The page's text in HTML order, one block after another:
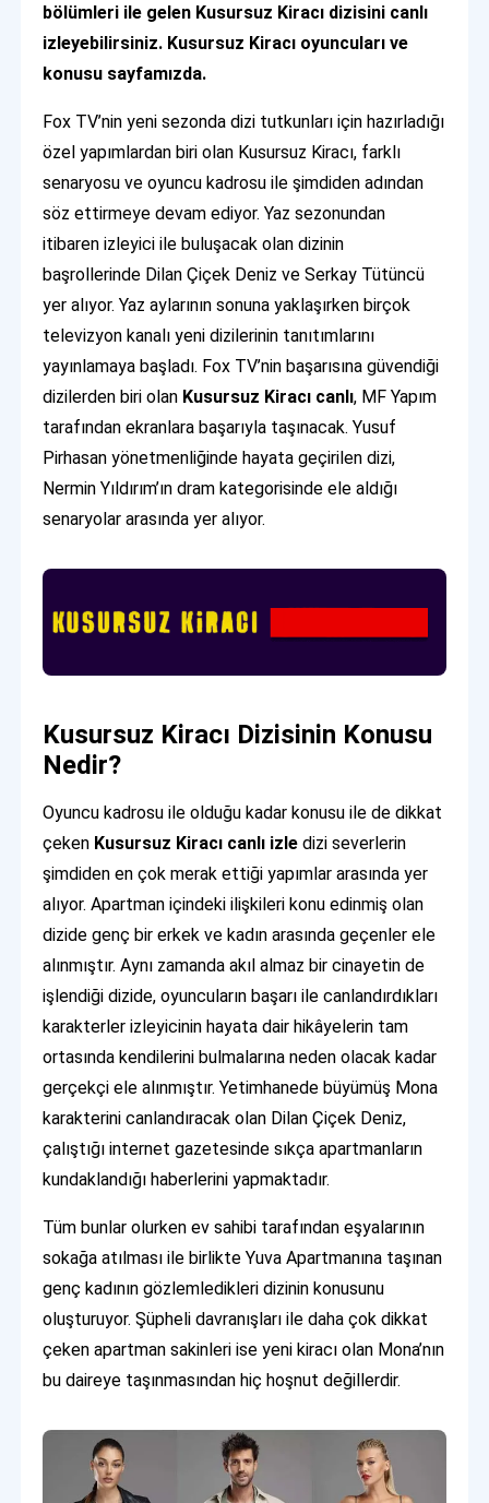
bölümleri ile gelen Kusursuz Kiracı dizisini canlı
izleyebilirsiniz. Kusursuz Kiracı oyuncuları ve
konusu sayfamızda.
Fox TV’nin yeni sezonda dizi tutkunları için hazırladığı
özel yapımlardan biri olan Kusursuz Kiracı, farklı
senaryosu ve oyuncu kadrosu ile şimdiden adından
söz ettirmeye devam ediyor. Yaz sezonundan
itibaren izleyici ile buluşacak olan dizinin
başrollerinde Dilan Çiçek Deniz ve Serkay Tütüncü
yer alıyor. Yaz aylarının sonuna yaklaşırken birçok
televizyon kanalı yeni dizilerinin tanıtımlarını
yayınlamaya başladı. Fox TV’nin başarısına güvendiği
dizilerden biri olan Kusursuz Kiracı canlı, MF Yapım
tarafından ekranlara başarıyla taşınacak. Yusuf
Pirhasan yönetmenliğinde hayata geçirilen dizi,
Nermin Yıldırım’ın dram kategorisinde ele aldığı
senaryolar arasında yer alıyor.
Kusursuz Kiracı Dizisinin Konusu
Nedir?
Oyuncu kadrosu ile olduğu kadar konusu ile de dikkat
çeken Kusursuz Kiracı canlı izledizi severlerin
şimdiden en çok merak ettiği yapımlar arasında yer
alıyor. Apartman içindeki ilişkileri konu edinmiş olan
dizide genç bir erkek ve kadın arasında geçenler ele
alınmıştır. Aynı zamanda akıl almaz bir cinayetin de
işlendiği dizide, oyuncuların başarı ile canlandırdıkları
karakterler izleyicinin hayata dair hikâyelerin tam
ortasında kendilerini bulmalarına neden olacak kadar
gerçekçi ele alınmıştır. Yetimhanede büyümüş Mona
karakterini canlandıracak olan Dilan Çiçek Deniz,
çalıştığı internet gazetesinde sıkça apartmanların
kundaklandığı haberlerini yapmaktadır.
Tüm bunlar olurken ev sahibi tarafından eşyalarının
sokağa atılması ile birlikte Yuva Apartmanına taşınan
genç kadının gözlemledikleri dizinin konusunu
oluşturuyor. Şüpheli davranışları ile daha çok dikkat
çeken apartman sakinleri ise yeni kiracı olan Mona’nın
bu daireye taşınmasından hiç hoşnut değillerdir.